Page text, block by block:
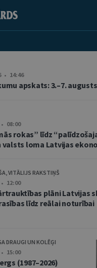
• 14:46
apskats: 3.–7. augusts
• 08:00
rokas” līdz
valsts loma Latvijas
VITĀLIJS RAKSTIŅŠ
• 12:00
plāni Latvijas
līdz reālai noturībai
DRAUGI UN KOLĒĢI
• 15:00
(1987–2026)